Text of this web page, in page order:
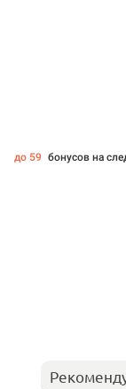
до 59 бонусов на